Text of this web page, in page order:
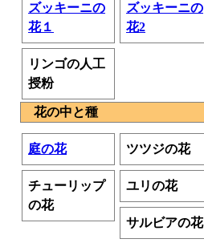
ズッキーニの
花１
ズッキーニの
花2
リンゴの人工
授粉
花の中と種
庭の花 ツツジの花
チューリップ
の花
ユリの花
サルビアの花